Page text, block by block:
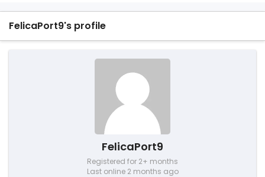
FelicaPort9's profile
FelicaPort9
Registered for 2+ months
Last online 2 months ago